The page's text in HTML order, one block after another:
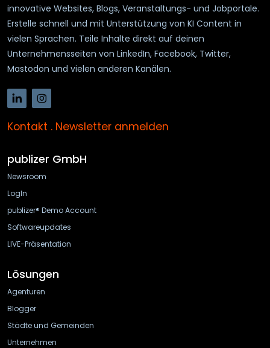
innovative Websites, Blogs, Veranstaltungs- und Jobportale.
Erstelle schnell und mit Unterstützung von KI Content in
vielen Sprachen. Teile Inhalte direkt auf deinen
Unternehmensseiten von LinkedIn, Facebook, Twitter,
Mastodon und vielen anderen Kanälen.
Kontakt . Newsletter anmelden
publizer GmbH
Newsroom
LogIn
publizer® Demo Account
Softwareupdates
LIVE-Präsentation
Lösungen
Agenturen
Blogger
Städte und Gemeinden
Unternehmen